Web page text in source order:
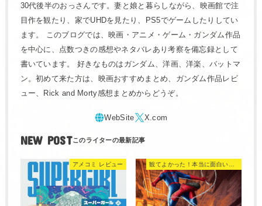
30代後半のおっさんです。妻と娘と暮らしながら、映画館で注
目作を観たり、家でUHDを見たり、PS5でゲームしたりしてい
ます。 このブログでは、映画・アニメ・ゲーム・ガンダム作品
を中心に、点数つきの感想やネタバレあり考察を備忘録として
書いています。 好きなものはガンダム、洋画、洋楽、バットマ
ン。初めて来た方は、映画おすすめまとめ、ガンダム作品レビ
ュー、Rick and Morty感想まとめからどうぞ。
NEW POST
アメコミ レビュー